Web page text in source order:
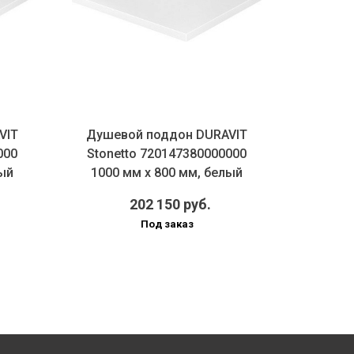
Душевой поддон DURAVIT
Stonetto 720147380000000
1000 мм х 800 мм, белый
202 150 руб.
Под заказ